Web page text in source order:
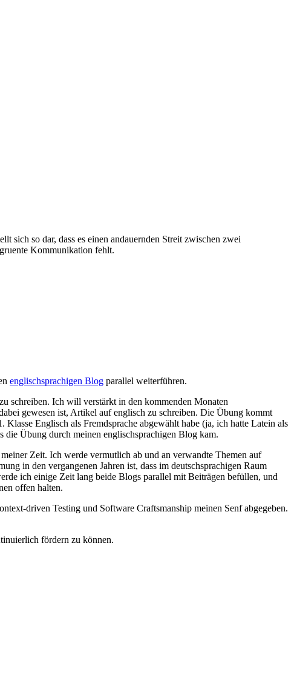
sich so dar, dass es einen andauernden Streit zwischen zwei
Kommunikation fehlt.
englischsprachigen Blog parallel weiterführen.
schreiben. Ich will verstärkt in den kommenden Monaten
gewesen ist, Artikel auf englisch zu schreiben. Die Übung kommt
Englisch als Fremdsprache abgewählt habe (ja, ich hatte Latein als
die Übung durch meinen englischsprachigen Blog kam.
Zeit. Ich werde vermutlich ab und an verwandte Themen auf
in den vergangenen Jahren ist, dass im deutschsprachigen Raum
ich einige Zeit lang beide Blogs parallel mit Beiträgen befüllen, und
offen halten.
driven Testing und Software Craftsmanship meinen Senf abgegeben.
fördern zu können.